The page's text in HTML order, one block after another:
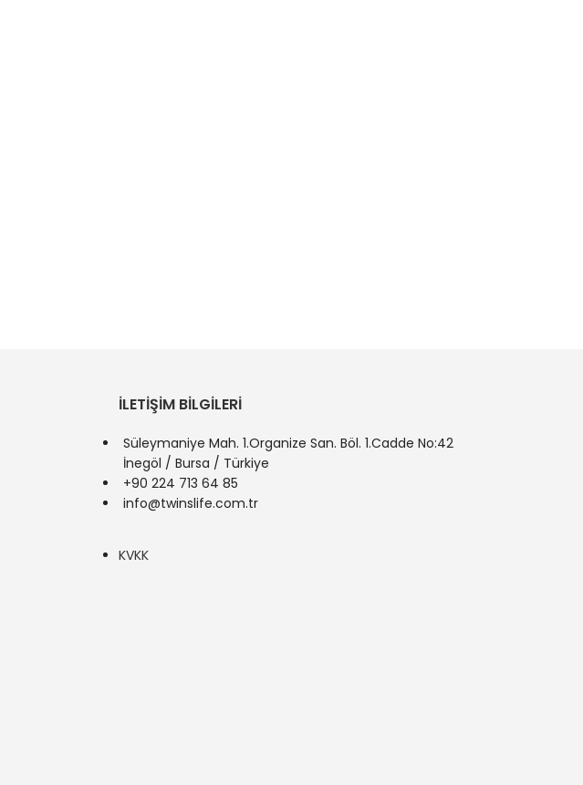
İLETIŞIM BILGILERI
Süleymaniye Mah. 1.Organize San. Böl. 1.Cadde No:42
İnegöl / Bursa / Türkiye
+90 224 713 64 85
info@twinslife.com.tr
KVKK